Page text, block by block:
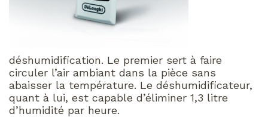
déshumidification. Le premier sert à faire
circuler l’air ambiant dans la pièce sans
abaisser la température. Le déshumidificateur,
quant à lui, est capable d’éliminer 1,3 litre
d’humidité par heure.